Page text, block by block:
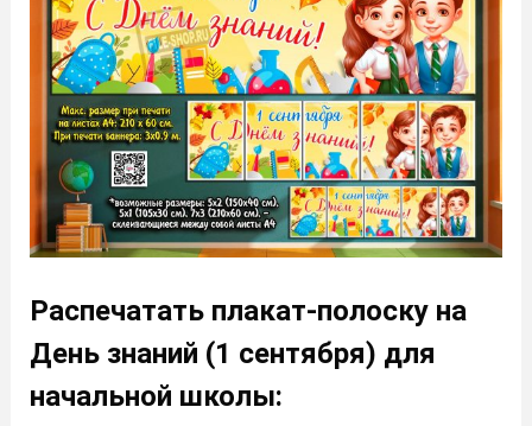
Распечатать плакат-полоску на
День знаний (1 сентября) для
начальной школы: